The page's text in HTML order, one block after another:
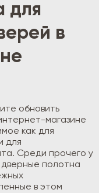
для
в
обновить
магазине
как для
для
Среди прочего у
полотна
в этом